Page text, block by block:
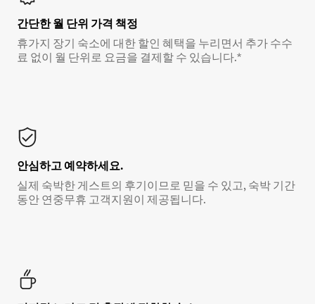
간단한 월 단위 가격 책정
휴가지 장기 숙소에 대한 할인 혜택을 누리면서 추가 수수
료 없이 월 단위로 요금을 결제할 수 있습니다.*
안심하고 예약하세요.
실제 숙박한 게스트의 후기이므로 믿을 수 있고, 숙박 기간
동안 연중무휴 고객지원이 제공됩니다.